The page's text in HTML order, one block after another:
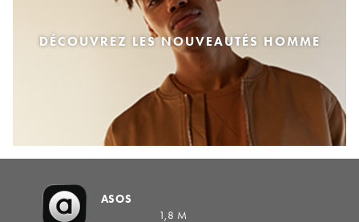
DÉCOUVREZ LES NOUVEAUTÉS HOMME
ASOS
1,8 M